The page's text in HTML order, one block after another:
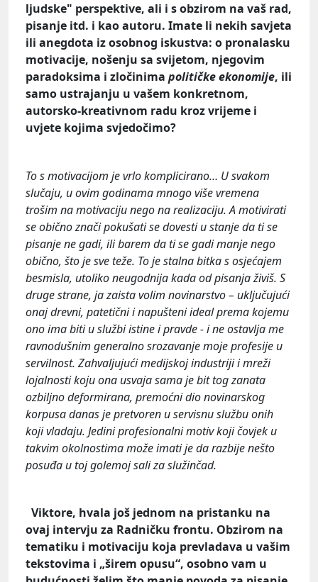
ljudske" perspektive, ali i s obzirom na vaš rad,
pisanje itd. i kao autoru. Imate li nekih savjeta
ili anegdota iz osobnog iskustva: o pronalasku
motivacije, nošenju sa svijetom, njegovim
paradoksima i zločinima političke ekonomije, ili
samo ustrajanju u vašem konkretnom,
autorsko-kreativnom radu kroz vrijeme i
uvjete kojima svjedočimo?
To s motivacijom je vrlo komplicirano… U svakom
slučaju, u ovim godinama mnogo više vremena
trošim na motivaciju nego na realizaciju. A motivirati
se obično znači pokušati se dovesti u stanje da ti se
pisanje ne gadi, ili barem da ti se gadi manje nego
obično, što je sve teže. To je stalna bitka s osjećajem
besmisla, utoliko neugodnija kada od pisanja živiš. S
druge strane, ja zaista volim novinarstvo – uključujući
onaj drevni, patetični i napušteni ideal prema kojemu
ono ima biti u službi istine i pravde - i ne ostavlja me
ravnodušnim generalno srozavanje moje profesije u
servilnost. Zahvaljujući medijskoj industriji i mreži
lojalnosti koju ona usvaja sama je bit tog zanata
ozbiljno deformirana, premoćni dio novinarskog
korpusa danas je pretvoren u servisnu službu onih
koji vladaju. Jedini profesionalni motiv koji čovjek u
takvim okolnostima može imati je da razbije nešto
posuđa u toj golemoj sali za služinčad.
Viktore, hvala još jednom na pristanku na
ovaj intervju za Radničku frontu. Obzirom na
tematiku i motivaciju koja prevladava u vašim
tekstovima i „širem opusu“, osobno vam u